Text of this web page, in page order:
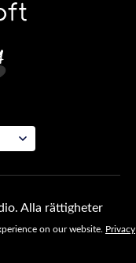
Alla rättigheter
on our website. Privacy